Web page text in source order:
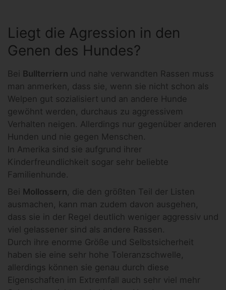
Liegt die Agression in den
Genen des Hundes?
Bei Bullterriern und nahe verwandten Rassen muss
man anmerken, dass sie, wenn sie nicht schon als
Welpen gut sozialisiert und an andere Hunde
gewöhnt werden, durchaus zu aggressivem
Verhalten neigen. Allerdings nur gegenüber anderen
Hunden und nie gegen Menschen.
In Amerika sind sie aufgrund ihrer
Kinderfreundlichkeit sogar sehr beliebte
Familienhunde.
Bei Mollossern , die den größten Teil der Listen
ausmachen, kann man zudem davon ausgehen,
dass sie in der Regel deutlich weniger aggressiv und
viel gelassener sind als andere Rassen.
Durch ihre enorme Größe und Selbstsicherheit
haben sie eine sehr hohe Toleranzschwelle,
allerdings können sie genau durch diese
Eigenschaften im Extremfall auch sehr viel mehr